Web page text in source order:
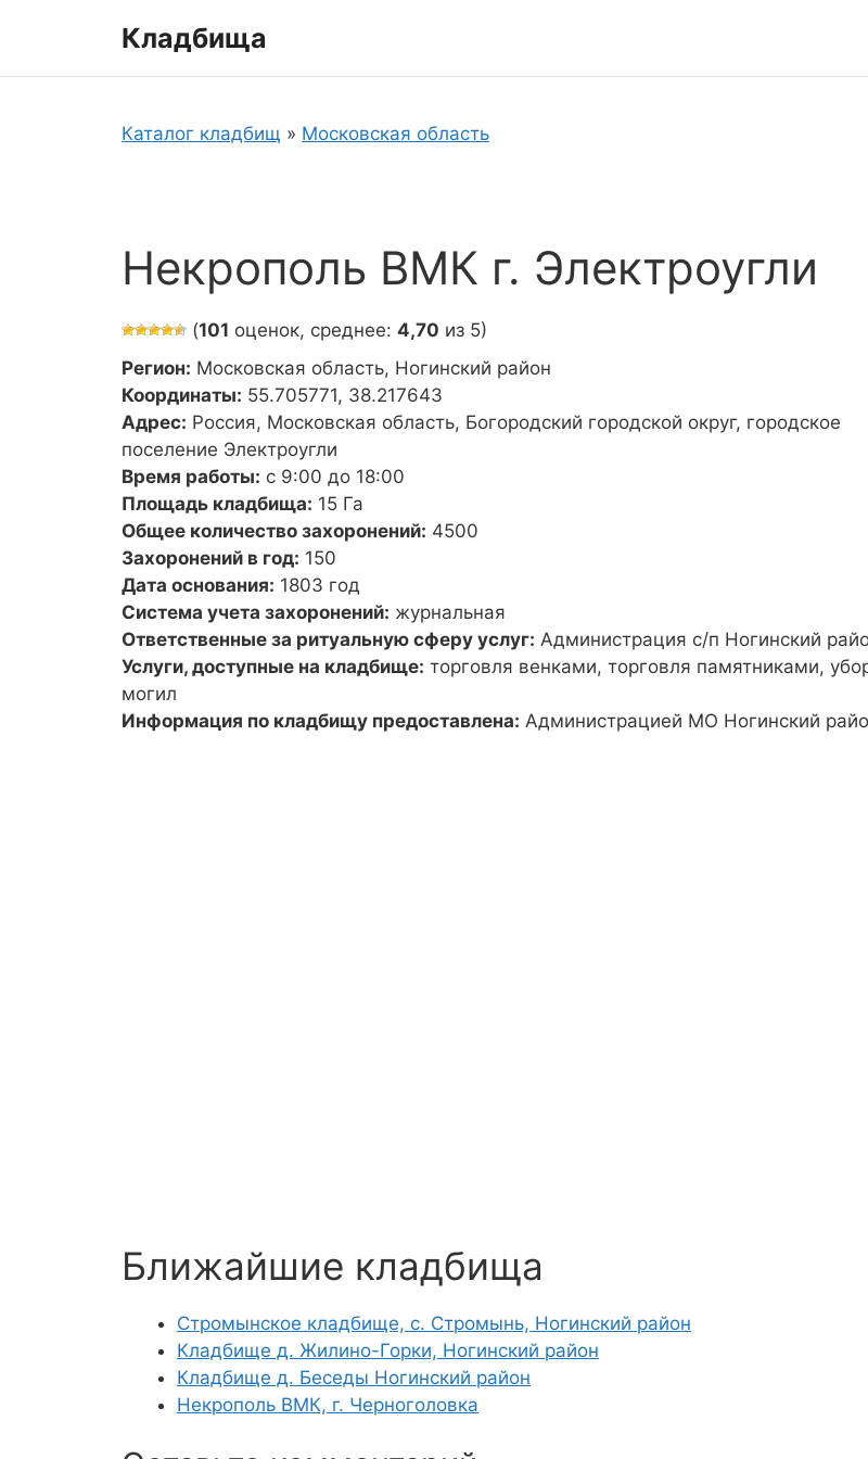
Кладбища
Каталог кладбищ » Московская область
Некрополь ВМК г. Электроугли
(101 оценок, среднее: 4,70 из 5)
Регион: Московская область, Ногинский район
Координаты: 55.705771, 38.217643
Адрес: Россия, Московская область, Богородский городской округ, городское
поселение Электроугли
Время работы: с 9:00 до 18:00
Площадь кладбища: 15 Га
Общее количество захоронений: 4500
Захоронений в год: 150
Дата основания: 1803 год
Система учета захоронений: журнальная
Ответственные за ритуальную сферу услуг: Администрация с/п Ногинский
Услуги, доступные на кладбище: торговля венками, торговля памятниками,
могил
Информация по кладбищу предоставлена: Администрацией МО Ногинский
Ближайшие кладбища
Стромынское кладбище, с. Стромынь, Ногинский район
Кладбище д. Жилино-Горки, Ногинский район
Кладбище д. Беседы Ногинский район
Некрополь ВМК, г. Черноголовка